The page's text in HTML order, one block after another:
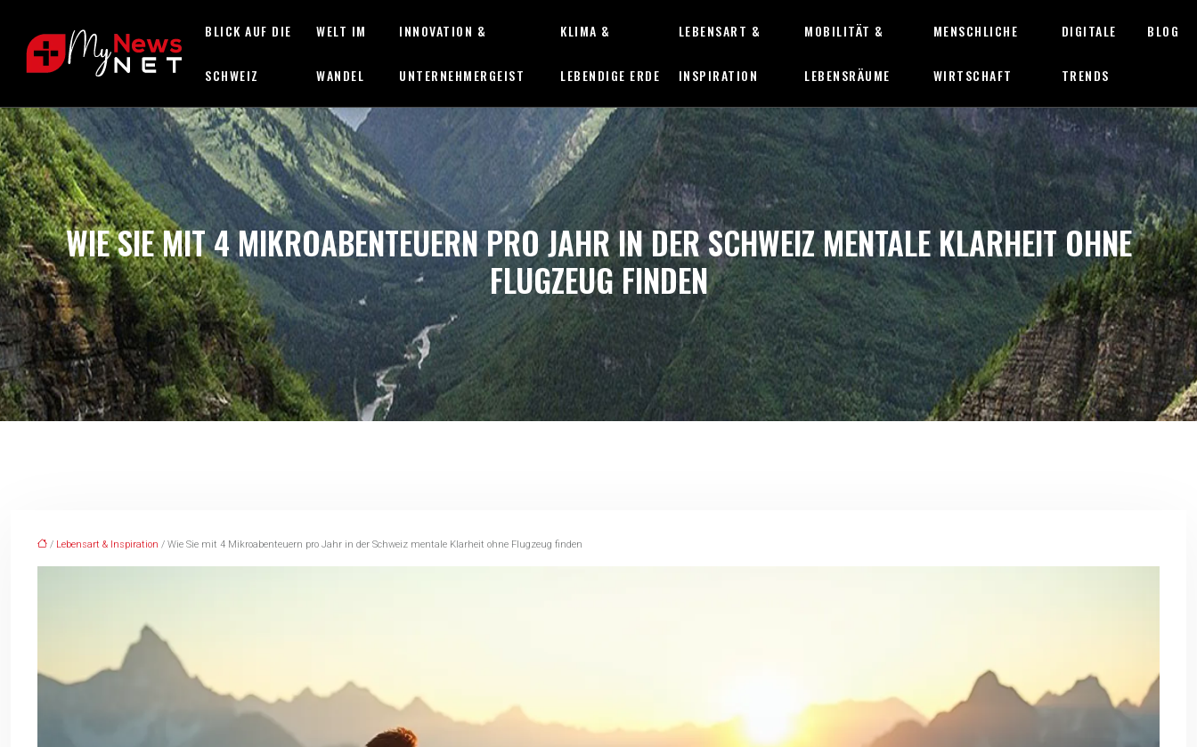
BLICK AUF DIE
SCHWEIZ
WELT IM
WANDEL
INNOVATION &
UNTERNEHMERGEIST
KLIMA &
LEBENDIGE ERDE
LEBENSART &
INSPIRATION
MOBILITÄT &
LEBENSRÄUME
MENSCHLICHE
WIRTSCHAFT
DIGITALE
TRENDS
BLOG
WIE SIE MIT 4 MIKROABENTEUERN PRO JAHR IN DER SCHWEIZ MENTALE KLARHEIT OHNE
FLUGZEUG FINDEN
/ Lebensart & Inspiration / Wie Sie mit 4 Mikroabenteuern pro Jahr in der Schweiz mentale Klarheit ohne Flugzeug finden